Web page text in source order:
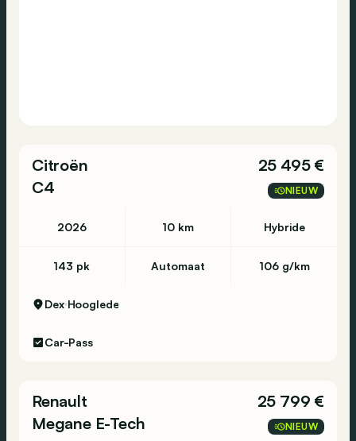
Citroën
C4
25 495 €
NIEUW
2026 10 km Hybride
143 pk Automaat 106 g/km
Dex Hooglede
Car-Pass
Renault
Megane E-Tech
25 799 €
NIEUW